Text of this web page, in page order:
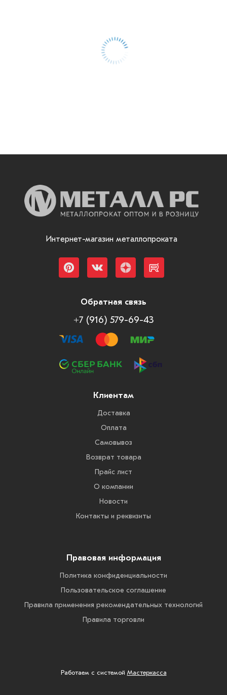
Интернет-магазин металлопроката
Обратная связь
+7 (916) 579-69-43
Клиентам
Доставка
Оплата
Самовывоз
Возврат товара
Прайс лист
О компании
Новости
Контакты и реквизиты
Правовая информация
Политика конфиденциальности
Пользовательское соглашение
Правила применения рекомендательных технологий
Правила торговли
Работаем с системой Мастеркасса